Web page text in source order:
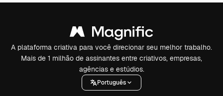
A plataforma criativa para você direcionar seu melhor trabalho.
Mais de 1 milhão de assinantes entre criativos, empresas,
agências e estúdios.
Português